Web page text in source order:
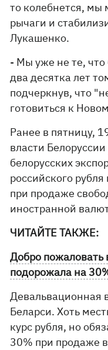
то колебнется, мы
рычаги и
Лукашенко.
- Мы уже не те,
два десятка лет
подчеркнув, что
готовиться к
Ранее в пятницу,
власти Белоруссии
белорусских
российского
при продаже
иностранной
ЧИТАЙТЕ ТАКЖЕ:
Добро пожаловать
подорожала на
Девальвационная
Беларси. Хоть
курс рубля, но
30% при продаже